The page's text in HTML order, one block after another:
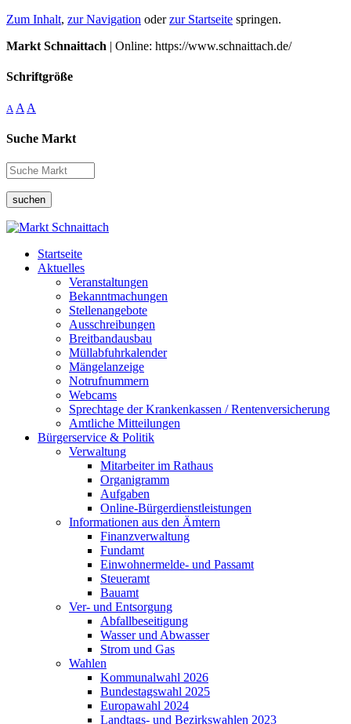
Zum Inhalt, zur Navigation oderzur Startseite springen.
Markt Schnaittach | Online: https://www.schnaittach.de/
Schriftgröße
A A A
Suche Markt
suchen
Startseite
Aktuelles
Veranstaltungen
Bekanntmachungen
Stellenangebote
Ausschreibungen
Breitbandausbau
Müllabfuhrkalender
Mängelanzeige
Notrufnummern
Webcams
Sprechtage der Krankenkassen / Rentenversicherung
Amtliche Mitteilungen
Bürgerservice & Politik
Verwaltung
Mitarbeiter im Rathaus
Organigramm
Aufgaben
Online-Bürgerdienstleistungen
Informationen aus den Ämtern
Finanzverwaltung
Fundamt
Einwohnermelde- und Passamt
Steueramt
Bauamt
Ver- und Entsorgung
Abfallbeseitigung
Wasser und Abwasser
Strom und Gas
Wahlen
Kommunalwahl 2026
Bundestagswahl 2025
Europawahl 2024
Landtags- und Bezirkswahlen 2023